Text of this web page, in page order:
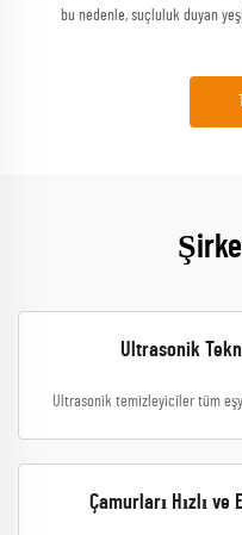
bu nedenle, suçluluk duyan
Ultrasonik
Ultrasonik temizleyiciler tüm
Çamurları Hızlı